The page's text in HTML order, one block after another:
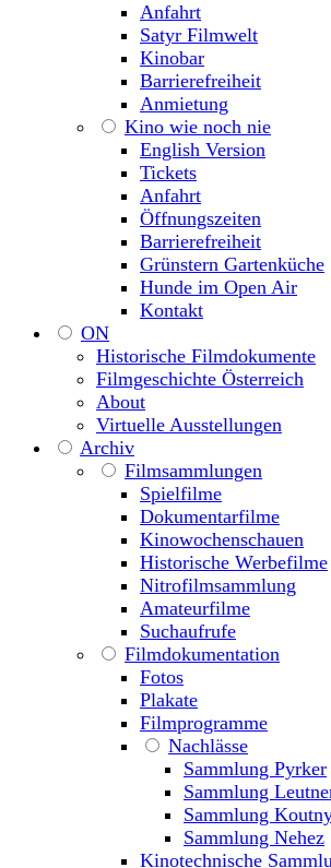
Anfahrt
Satyr Filmwelt
Kinobar
Barrierefreiheit
Anmietung
Kino wie noch nie
English Version
Tickets
Anfahrt
Öffnungszeiten
Barrierefreiheit
Grünstern Gartenküche
Hunde im Open Air
Kontakt
ON
Historische Filmdokumente
Filmgeschichte Österreich
About
Virtuelle Ausstellungen
Archiv
Filmsammlungen
Spielfilme
Dokumentarfilme
Kinowochenschauen
Historische Werbefilme
Nitrofilmsammlung
Amateurfilme
Suchaufrufe
Filmdokumentation
Fotos
Plakate
Filmprogramme
Nachlässe
Sammlung Pyrker
Sammlung
Sammlung
Sammlung Nehez
Kinotechnische